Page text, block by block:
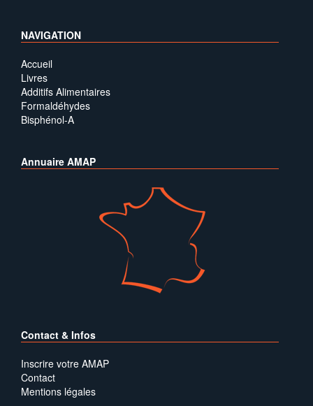
NAVIGATION
Accueil
Livres
Additifs Alimentaires
Formaldéhydes
Bisphénol-A
Annuaire AMAP
Contact & Infos
Inscrire votre AMAP
Contact
Mentions légales